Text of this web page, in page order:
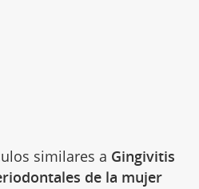
similares a Gingivitis
de la mujer